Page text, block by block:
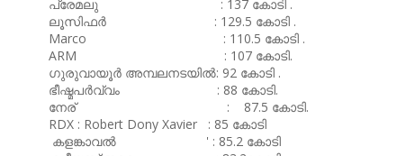
പ്രേമലു : 137 കോടി .
ലൂസിഫർ : 129.5 കോടി .
Marco : 110.5 കോടി .
ARM : 107 കോടി.
ഗുരുവായൂർ അമ്പലനടയിൽ: 92 കോടി .
ഭീഷ്മപർവ്വം : 88 കോടി.
നേര് : 87.5 കോടി.
RDX : Robert Dony Xavier : 85 കോടി
കളങ്കാവൽ ' : 85.2 കോടി